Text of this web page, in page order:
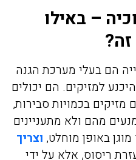
– באילו
הם בעלי מערכת הגנה
למזיקים. הם יכולים
בכמויות סבירות,
מהם ולא מתעניינים
באופן מוחלט, וצריך
ריסוס, אלא על ידי